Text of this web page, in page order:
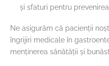
și sfaturi pentru
Ne asigurăm că pacienții
îngrijiri medicale în
menținerea sănătății și